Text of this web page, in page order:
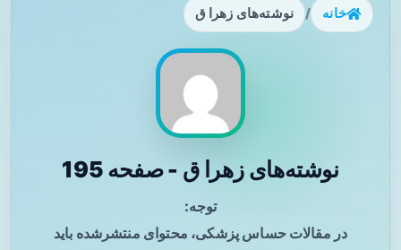
خانه / نوشته‌های زهرا ق
نوشته‌های زهرا ق - صفحه 195
توجه:
در مقالات حساس پزشکی، محتوای منتشرشده باید